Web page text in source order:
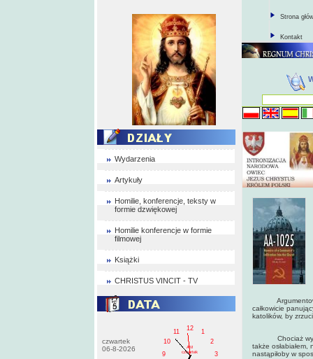
Wydarzenia
Artykuły
Homilie, konferencje, teksty w
formie dzwiękowej
Homilie konferencje w formie
filmowej
Książki
CHRISTUS VINCIT - TV
czwartek
06-8-2026
1
2
3
9
10
11
12
AM
czwartek
Strona
Kontakt
całkowicie
katolików, by
Chociaż
także
nastąpiłoby w